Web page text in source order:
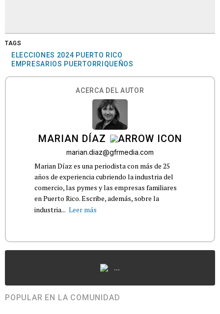
TAGS
ELECCIONES 2024 PUERTO RICO
EMPRESARIOS PUERTORRIQUEÑOS
ACERCA DEL AUTOR
MARIAN DÍAZ
marian.diaz@gfrmedia.com
Marian Díaz es una periodista con más de 25
años de experiencia cubriendo la industria del
comercio, las pymes y las empresas familiares
en Puerto Rico. Escribe, además, sobre la
industria... Leer más
...
POPULAR EN LA COMUNIDAD